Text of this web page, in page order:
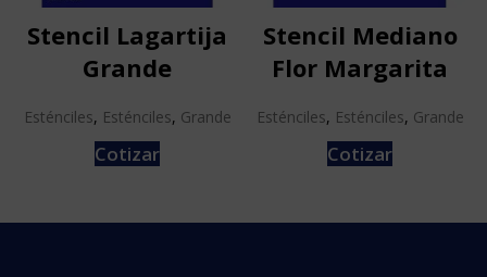
Stencil Lagartija
Grande
Esténciles, Esténciles, Grande
Cotizar
Stencil Mediano
Flor Margarita
Esténciles, Esténciles, Grande
Cotizar